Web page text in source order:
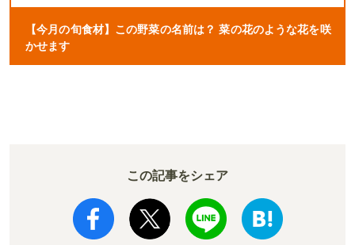
【今月の旬食材】この野菜の名前は？ 菜の花のような花を咲
かせます
この記事をシェア